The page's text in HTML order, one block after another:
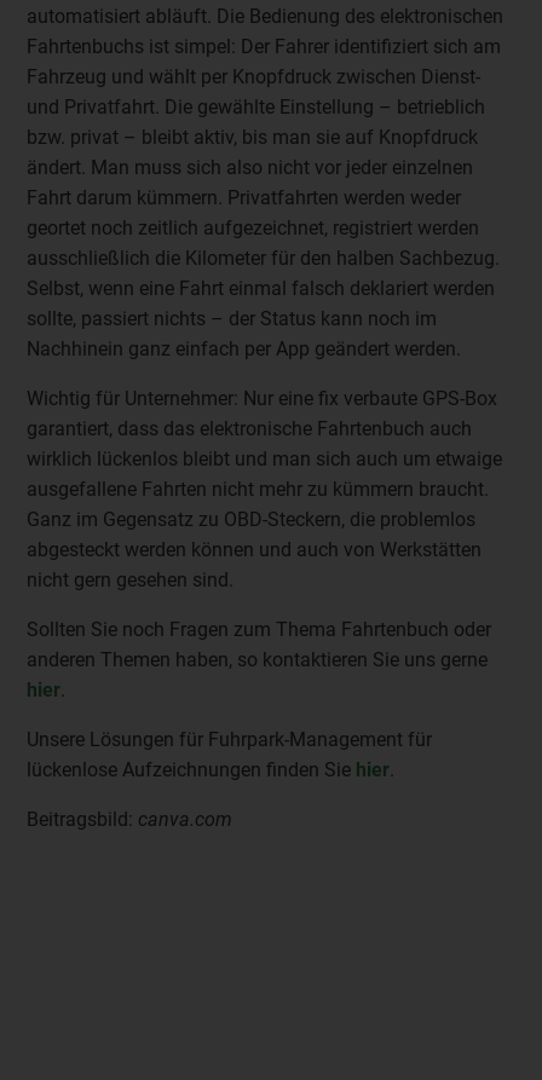
automatisiert abläuft. Die Bedienung des elektronischen
Fahrtenbuchs ist simpel: Der Fahrer identifiziert sich am
Fahrzeug und wählt per Knopfdruck zwischen Dienst-
und Privatfahrt. Die gewählte Einstellung – betrieblich
bzw. privat – bleibt aktiv, bis man sie auf Knopfdruck
ändert. Man muss sich also nicht vor jeder einzelnen
Fahrt darum kümmern. Privatfahrten werden weder
geortet noch zeitlich aufgezeichnet, registriert werden
ausschließlich die Kilometer für den halben Sachbezug.
Selbst, wenn eine Fahrt einmal falsch deklariert werden
sollte, passiert nichts – der Status kann noch im
Nachhinein ganz einfach per App geändert werden.
Wichtig für Unternehmer: Nur eine fix verbaute GPS-Box
garantiert, dass das elektronische Fahrtenbuch auch
wirklich lückenlos bleibt und man sich auch um etwaige
ausgefallene Fahrten nicht mehr zu kümmern braucht.
Ganz im Gegensatz zu OBD-Steckern, die problemlos
abgesteckt werden können und auch von Werkstätten
nicht gern gesehen sind.
Sollten Sie noch Fragen zum Thema Fahrtenbuch oder
anderen Themen haben, so kontaktieren Sie uns gerne
hier.
Unsere Lösungen für Fuhrpark-Management für
lückenlose Aufzeichnungen finden Sie hier.
Beitragsbild: canva.com